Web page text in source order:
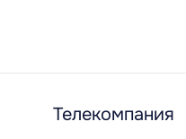
Телекомпания